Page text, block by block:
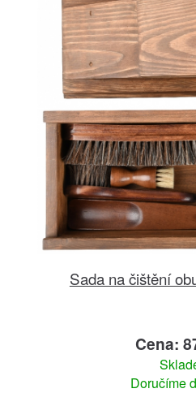
Sada na čištění
Cena:
Doručíme